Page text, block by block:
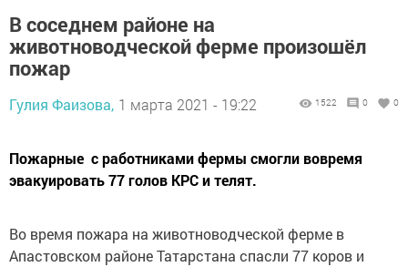
В соседнем районе на
животноводческой ферме произошёл
пожар
Гулия Фаизова, 1 марта 2021 - 19:22 1522 0 0
Пожарные с работниками фермы смогли вовремя
эвакуировать 77 голов КРС и телят.
Во время пожара на животноводческой ферме в
Апастовском районе Татарстана спасли 77 коров и